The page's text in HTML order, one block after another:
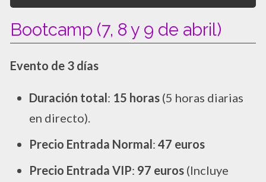
Bootcamp (7, 8 y 9 de abril)
Evento de 3 días
Duración total: 15 horas (5 horas diarias
en directo).
Precio Entrada Normal: 47 euros
Precio Entrada VIP: 97 euros (Incluye